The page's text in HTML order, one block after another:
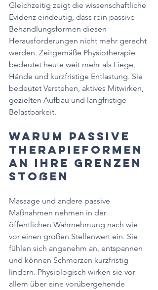
Gleichzeitig zeigt die wissenschaftliche
Evidenz eindeutig, dass rein passive
Behandlungsformen diesen
Herausforderungen nicht mehr gerecht
werden. Zeitgemäße Physiotherapie
bedeutet heute weit mehr als Liege,
Hände und kurzfristige Entlastung. Sie
bedeutet Verstehen, aktives Mitwirken,
gezielten Aufbau und langfristige
Belastbarkeit.
Warum passive
Therapieformen
an ihre Grenzen
stoßen
Massage und andere passive
Maßnahmen nehmen in der
öffentlichen Wahrnehmung nach wie
vor einen großen Stellenwert ein. Sie
fühlen sich angenehm an, entspannen
und können Schmerzen kurzfristig
lindern. Physiologisch wirken sie vor
allem über eine vorübergehende